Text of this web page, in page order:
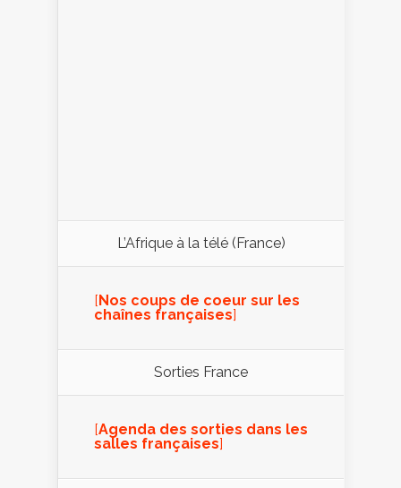
L’Afrique à la télé (France)
[ Nos coups de coeur sur les
chaînes françaises]
Sorties France
[Agenda des sorties dans les
salles françaises]